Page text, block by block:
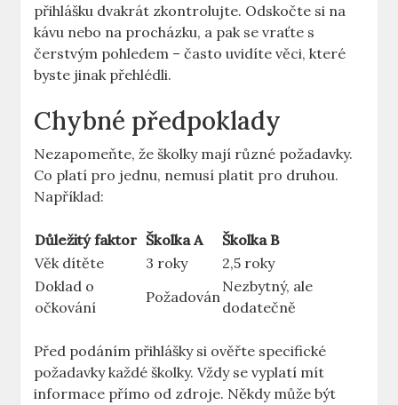
přihlášku dvakrát zkontrolujte. Odskočte si na
kávu nebo na procházku, a pak se vraťte s
čerstvým pohledem – často uvidíte věci, které
byste jinak přehlédli.
Chybné předpoklady
Nezapomeňte, že školky mají různé požadavky.‌
Co platí pro jednu, nemusí platit pro druhou.
Například:
Důležitý faktor Školka A
Školka B
Věk dítěte
3 roky
2,5 roky
Doklad o
očkování
Požadován
Nezbytný, ale
dodatečně
Před podáním přihlášky si ověřte specifické
požadavky ​každé školky. Vždy se vyplatí mít
informace přímo od⁣ zdroje. Někdy může být